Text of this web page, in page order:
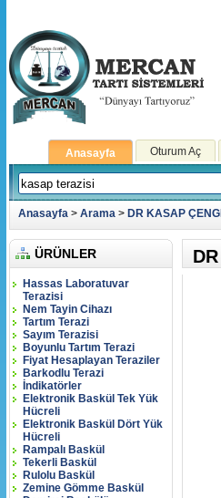
Anasayfa Oturum Aç
Anasayfa > Arama > DR KASAP
ÜRÜNLER
Hassas Laboratuvar
Terazisi
Nem Tayin Cihazı
Tartım Terazi
Sayım Terazisi
Boyunlu Tartım Terazi
Fiyat Hesaplayan Teraziler
Barkodlu Terazi
İndikatörler
Elektronik Baskül Tek Yük
Hücreli
Elektronik Baskül Dört Yük
Hücreli
Rampalı Baskül
Tekerli Baskül
Rulolu Baskül
Zemine Gömme Baskül